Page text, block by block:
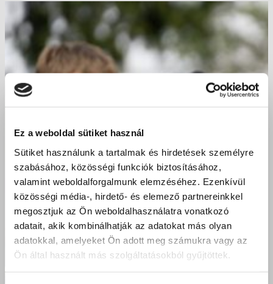
Ez a weboldal sütiket használ
Sütiket használunk a tartalmak és hirdetések személyre
szabásához, közösségi funkciók biztosításához,
valamint weboldalforgalmunk elemzéséhez. Ezenkívül
közösségi média-, hirdető- és elemező partnereinkkel
megosztjuk az Ön weboldalhasználatra vonatkozó
adatait, akik kombinálhatják az adatokat más olyan
adatokkal, amelyeket Ön adott meg számukra vagy az
Ön által használt más szolgáltatásokból gyűjtöttek.